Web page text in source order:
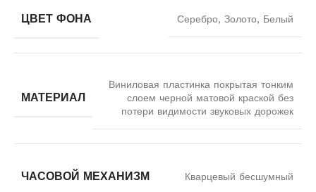
ЦВЕТ ФОНА Серебро, Золото, Белый
МАТЕРИАЛ
Виниловая пластинка покрытая тонким
слоем черной матовой краской без
потери видимости звуковых дорожек
ЧАСОВОЙ МЕХАНИЗМ Кварцевый бесшумный